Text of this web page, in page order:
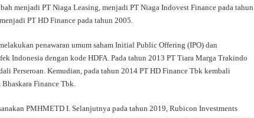
menjadi PT Niaga Leasing, menjadi PT Niaga Indovest Finance pada tahun
PT HD Finance pada tahun 2005.
penawaran umum saham Initial Public Offering (IPO) dan
Indonesia dengan kode HDFA. Pada tahun 2013 PT Tiara Marga Trakindo
Perseroan. Kemudian, pada tahun 2014 PT HD Finance Tbk kembali
Finance Tbk.
PMHMETD I. Selanjutnya pada tahun 2019, Rubicon Investments